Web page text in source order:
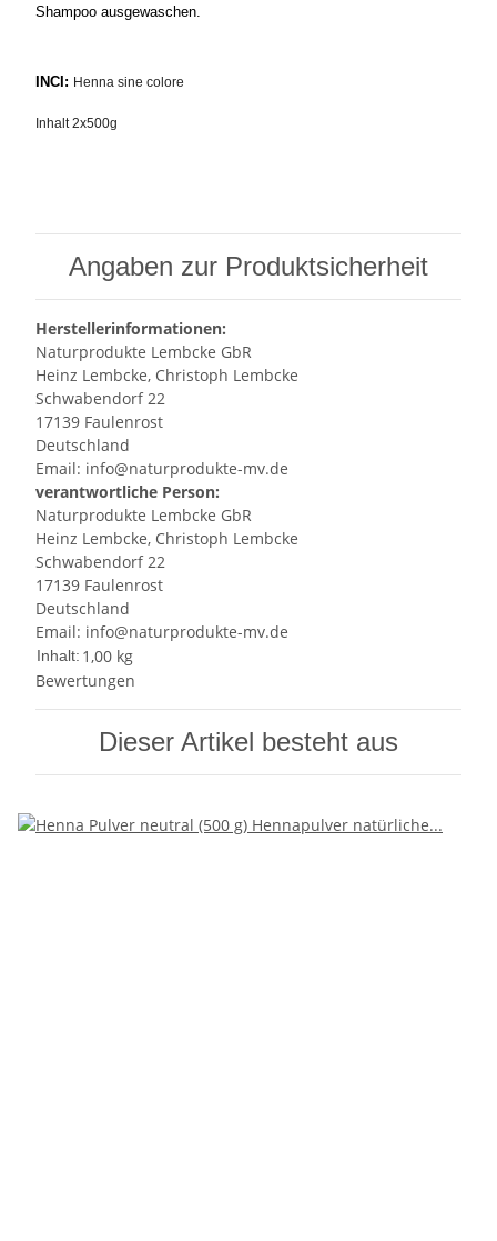
Shampoo ausgewaschen.
INCI: Henna sine colore
Inhalt 2x500g
Angaben zur Produktsicherheit
Herstellerinformationen:
Naturprodukte Lembcke GbR
Heinz Lembcke, Christoph Lembcke
Schwabendorf 22
17139 Faulenrost
Deutschland
Email: info@naturprodukte-mv.de
verantwortliche Person:
Naturprodukte Lembcke GbR
Heinz Lembcke, Christoph Lembcke
Schwabendorf 22
17139 Faulenrost
Deutschland
Email: info@naturprodukte-mv.de
Inhalt: 1,00 kg
Bewertungen
Dieser Artikel besteht aus